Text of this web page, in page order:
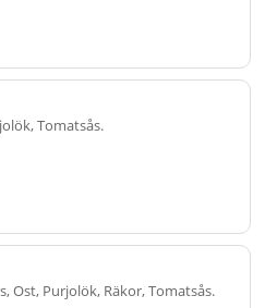
Tomatsås.
Ost, Purjolök, Räkor, Tomatsås.